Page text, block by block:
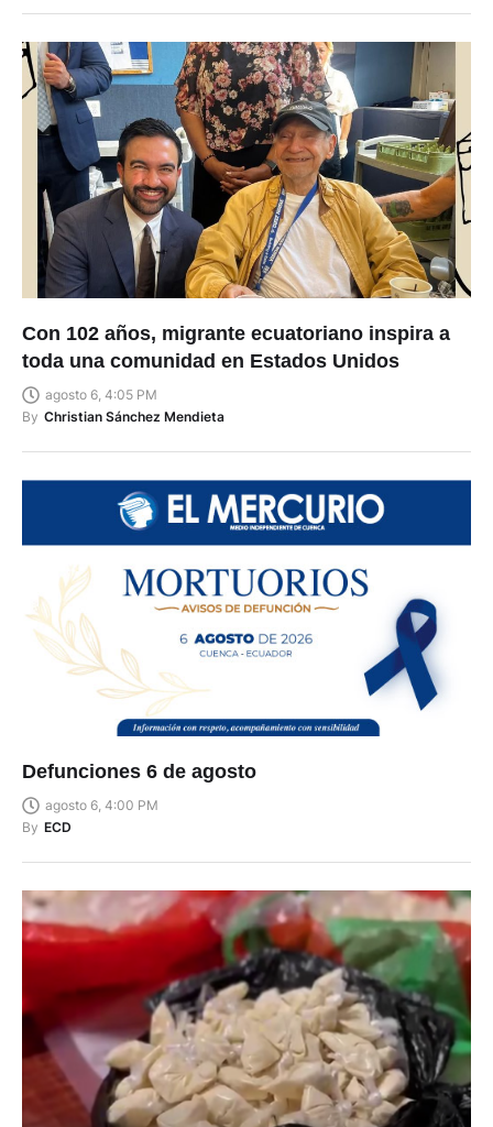
Con 102 años, migrante ecuatoriano inspira a
toda una comunidad en Estados Unidos
agosto 6, 4:05 PM
By Christian Sánchez Mendieta
Defunciones 6 de agosto
agosto 6, 4:00 PM
By ECD